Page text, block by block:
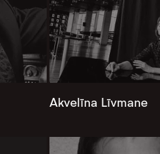
Akvelīna Līvmane